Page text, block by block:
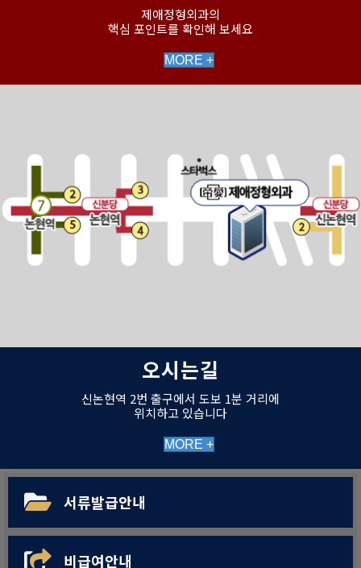
제애정형외과의
핵심 포인트를 확인해 보세요
MORE +
오시는길
신논현역 2번 출구에서 도보 1분 거리에
위치하고 있습니다
MORE +
서류발급안내
비급여안내